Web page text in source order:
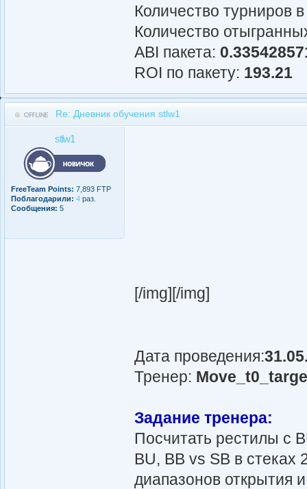
Количество турниров
Количество
АBI пакета:
ROI по пакету: 193.21
Re: Дневник обучения stlw1
stlw1
FreeTeam Points: 7,893 FTP
Поблагодарили: 4 раз.
Сообщения: 5
[/img][/img]
Дата проведения:
Тренер:
Задание тренера:
Посчитать рестилы с
BU, BB vs SB в
диапазонов открытия